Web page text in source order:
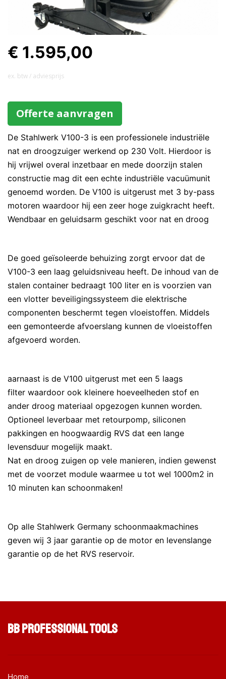
€ 1.595,00
ex. btw / adviesprijs
Offerte aanvragen
De Stahlwerk V100-3 is een professionele industriële
nat en droogzuiger werkend op 230 Volt. Hierdoor is
hij vrijwel overal inzetbaar en mede doorzijn stalen
constructie mag dit een echte industriële vacuümunit
genoemd worden. De V100 is uitgerust met 3 by-pass
motoren waardoor hij een zeer hoge zuigkracht heeft.
Wendbaar en geluidsarm geschikt voor nat en droog
De goed geïsoleerde behuizing zorgt ervoor dat de
V100-3 een laag geluidsniveau heeft. De inhoud van de
stalen container bedraagt 100 liter en is voorzien van
een vlotter beveiligingssysteem die elektrische
componenten beschermt tegen vloeistoffen. Middels
een gemonteerde afvoerslang kunnen de vloeistoffen
afgevoerd worden.
aarnaast is de V100 uitgerust met een 5 laags
filter waardoor ook kleinere hoeveelheden stof en
ander droog materiaal opgezogen kunnen worden.
Optioneel leverbaar met retourpomp, siliconen
pakkingen en hoogwaardig RVS dat een lange
levensduur mogelijk maakt.
Nat en droog zuigen op vele manieren, indien gewenst
met de voorzet module waarmee u tot wel 1000m2 in
10 minuten kan schoonmaken!
Op alle Stahlwerk Germany schoonmaakmachines
geven wij 3 jaar garantie op de motor en levenslange
garantie op de het RVS reservoir.
BB Professional Tools
Home